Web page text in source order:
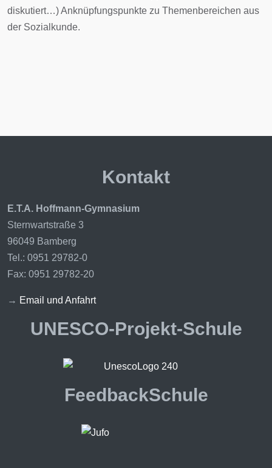
diskutiert…) Anknüpfungspunkte zu Themenbereichen aus
der Sozialkunde.
Kontakt
E.T.A. Hoffmann-Gymnasium
Sternwartstraße 3
96049 Bamberg
Tel.: 0951 29782-0
Fax: 0951 29782-20
→ Email und Anfahrt
UNESCO-Projekt-Schule
FeedbackSchule